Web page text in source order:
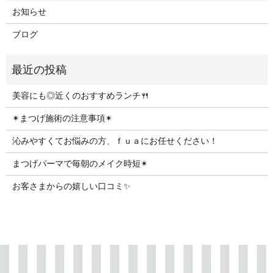
お知らせ
ブログ
美容にも◎近くのおすすめランチ🍴
✴︎まつげ施術の注意事項✴︎
沁みやすくてお悩みの方、ｆｕａにお任せください！
まつげパーマで毎朝のメイク時短✴︎
お客さまからの嬉しい口コミ✨